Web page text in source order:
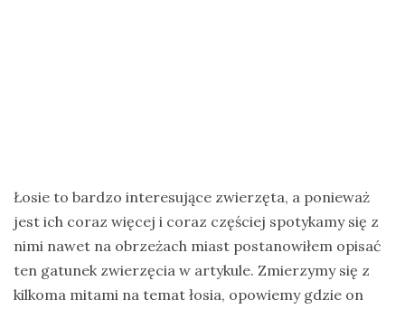
Łosie to bardzo interesujące zwierzęta, a ponieważ
jest ich coraz więcej i coraz częściej spotykamy się z
nimi nawet na obrzeżach miast postanowiłem opisać
ten gatunek zwierzęcia w artykule. Zmierzymy się z
kilkoma mitami na temat łosia, opowiemy gdzie on
Lanki
wycieczka
Sri